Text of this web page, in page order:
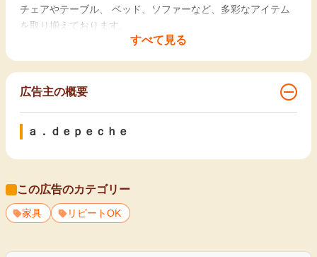
すべて見る
チェアやテーブル、 ベッド、ソファーなど、多彩なアイテム
を取り揃えております。
a.depecheは、ただの家具を超えた、ライフスタイルを提案し
ています。
商品は、どんな空間にも溶け込むデザインにしています。
も寄り添う存在感を放っています。
すお部屋'など、 多様なテーマでお客様の想像力をかき立てま
す。
a.depecheの家具がどのように日常生活に溶け込むかを示し、
広告主の概要
ａ．ｄｅｐｅｃｈｅ
この広告のカテゴリー
家具 リピートOK